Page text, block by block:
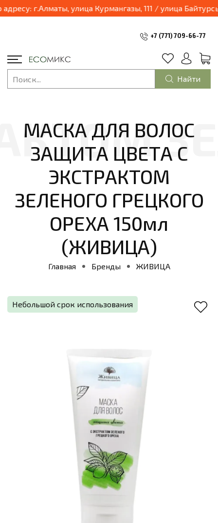
03.04.2025 наш магазин переходит в формат шоурум и будет находиться по
+7 (771) 709-66-77
Найти
МАСКА ДЛЯ ВОЛОС
ЗАЩИТА ЦВЕТА С
ЭКСТРАКТОМ
ЗЕЛЕНОГО ГРЕЦКОГО
ОРЕХА 150мл
(ЖИВИЦА)
Главная Бренды ЖИВИЦА
Небольшой срок использования